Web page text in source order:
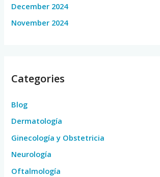
December 2024
November 2024
Categories
Blog
Dermatología
Ginecología y Obstetricia
Neurología
Oftalmología